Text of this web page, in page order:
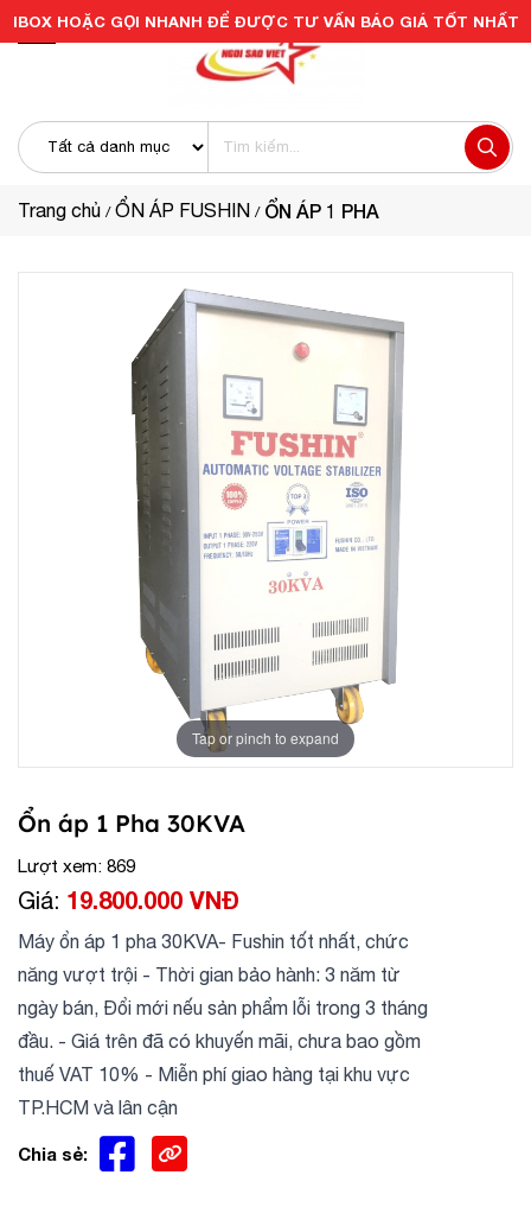
Trang chủ ỔN ÁP FUSHIN ỔN ÁP 1 PHA
Tap or pinch to expand
Ổn áp 1 Pha 30KVA
Lượt xem: 869
Giá: 19.800.000 VNĐ
Máy ổn áp 1 pha 30KVA- Fushin tốt nhất, chức
năng vượt trội - Thời gian bảo hành: 3 năm từ
ngày bán, Đổi mới nếu sản phẩm lỗi trong 3 tháng
đầu. - Giá trên đã có khuyến mãi, chưa bao gồm
thuế VAT 10% - Miễn phí giao hàng tại khu vực
TP.HCM và lân cận
Chia sẻ:
IBOX HOẶC GỌI NHANH ĐỂ ĐƯỢC TƯ VẤN BÁO GIÁ TỐT NHẤT